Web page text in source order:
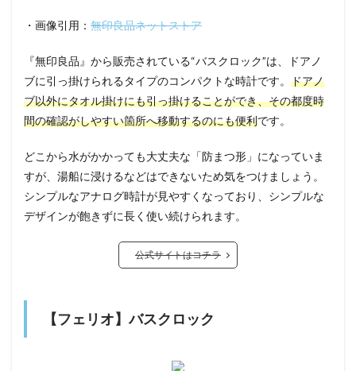
・画像引用： 無印良品ネットストア
『無印良品』から販売されている“バスクロック”は、ドアノ
ブに引っ掛けられるタイプのコンパクトな時計です。 ドアノ
ブ以外にタオル掛けにも引っ掛けることができ、その都度時
間の確認がしやすい箇所へ移動するのにも便利です。
どこから水がかかっても大丈夫な「防まつ形」になっていま
すが、湯船に浸けるなどはできないため気をつけましょう。
シンプルなアナログ時計が見やすくなっており、シンプルな
デザインが飽きずに長く使い続けられます。
公式サイトはコチラ
【フェリオ】バスクロック